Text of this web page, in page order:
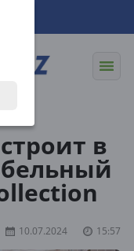
в
10.07.2024 15:57